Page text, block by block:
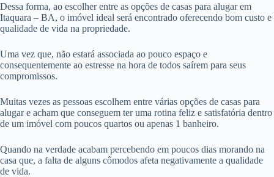
Dessa forma, ao escolher entre as opções de casas para alugar em
Itaquara – BA, o imóvel ideal será encontrado oferecendo bom custo e
qualidade de vida na propriedade.
Uma vez que, não estará associada ao pouco espaço e
consequentemente ao estresse na hora de todos saírem para seus
compromissos.
Muitas vezes as pessoas escolhem entre várias opções de casas para
alugar e acham que conseguem ter uma rotina feliz e satisfatória dentro
de um imóvel com poucos quartos ou apenas 1 banheiro.
Quando na verdade acabam percebendo em poucos dias morando na
casa que, a falta de alguns cômodos afeta negativamente a qualidade
de vida.